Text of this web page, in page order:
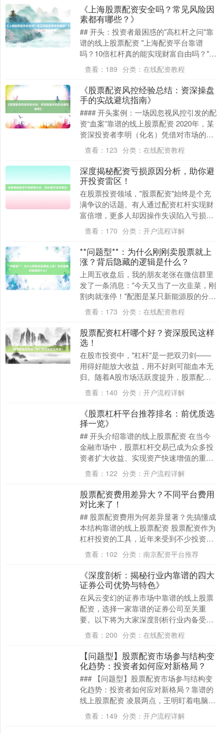
《上海股票配资安全吗？常见风险因
素都有哪些？》
## 开头：投资者最困惑的"高杠杆之问"靠
谱的线上股票配资 "上海配资平台靠谱
吗？10倍杠杆真的能实现财富自由吗？"这
是上海股民王先生在某投资论坛的提问，
也是当....
查看： 189 分类： 在线配资教程
《股票配资风控经验总结：资深操盘
手的实战避坑指南》
#### 开头案例：一场因忽视风控引发的配
资“血案”靠谱的线上股票配资 2020年，某
资深投资者李明（化名）凭借对市场的精
准判断，在牛市中通过股票配资将100
万....
查看： 123 分类： 在线配资教程
深度揭秘配资亏损原因分析，助你避
开投资雷区！
在股票投资领域，"股票配资"始终是个充
满争议的话题。有人通过配资杠杆实现财
富倍增，更多人却因操作失误陷入亏损泥
潭。据中国证券业协会2023年最新数据显
示，参与股....
查看： 170 分类： 开户流程详解
**问题型**：为什么刚刚卖股票就上
涨？背后隐藏的逻辑是什么？
上周五收盘后，我的朋友老张在微信群里
发了一条消息："今天又当了一次韭菜，刚
割肉就涨停！"配图是某只新能源股的分时
图，箭头精准指向他卖出后的直线拉升。
这种"一卖就....
查看： 173 分类： 在线配资教程
股票配资杠杆哪个好？资深股民这样
选！
在股市投资中，"杠杆"是一把双刃剑——
用得好能放大收益，用不好则可能血本无
归。随着A股市场活跃度提升，股票配资
成为许多投资者关注的焦点。但面对市场
上琳琅满目的配....
查看： 140 分类： 开户流程详解
《股票杠杆平台推荐排名：前优质选
择一览》
## 开头介绍靠谱的线上股票配资 在当今
金融市场中，股票杠杆交易已成为众多投
资者扩大收益、实现资产快速增值的重要
工具。通过杠杆交易，投资者可以以较少
的自有资金控....
查看： 122 分类： 开户流程详解
股票配资费用差异大？不同平台费用
对比来了！
## 股票配资费用为何差异显著？先搞懂成
本结构靠谱的线上股票配资 股票配资作为
杠杆投资的工具，近年来受到不少投资者
的关注。但许多人在选择平台时发现：同
样是10倍....
查看： 102 分类： 南京配资平台推荐
《深度剖析：揭秘行业内靠谱的四大
证券公司优势与特色》
在风云变幻的证券市场中靠谱的线上股票
配资，选择一家靠谱的证券公司至关重
要。以下将为大家深度剖析行业内备受认
可的四大证券公司，揭示它们的独特优势
与鲜明特色。 --....
查看： 200 分类： 在线配资教程
【问题型】股票配资市场参与结构变
化趋势：投资者如何应对新格局？
### 【问题型】股票配资市场参与结构变
化趋势：投资者如何应对新格局？靠谱的
线上股票配资 凌晨两点，王明盯着电脑屏
幕上的股票账户，手指在鼠标上反复摩
挲。他刚收到....
查看： 149 分类： 开户流程详解
上证综指
深证成指 14110.12
4651.31 -6.85 -0.15%
1122.88 +3.42 +0.30%
3515.56 -19.58 -0.55%